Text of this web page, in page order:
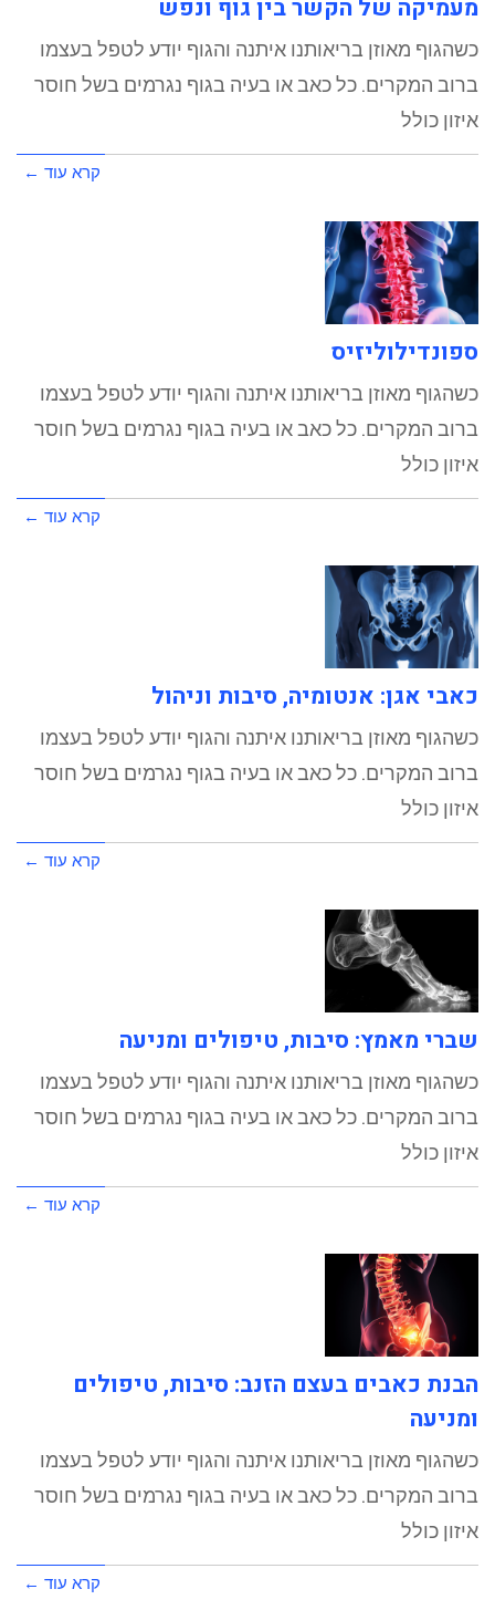
מעמיקה של הקשר בין גוף ונפש
כשהגוף מאוזן בריאותנו איתנה והגוף יודע לטפל בעצמו
ברוב המקרים. כל כאב או בעיה בגוף נגרמים בשל חוסר
איזון כולל
קרא עוד ←
ספונדילוליזיס
כשהגוף מאוזן בריאותנו איתנה והגוף יודע לטפל בעצמו
ברוב המקרים. כל כאב או בעיה בגוף נגרמים בשל חוסר
איזון כולל
קרא עוד ←
כאבי אגן: אנטומיה, סיבות וניהול
כשהגוף מאוזן בריאותנו איתנה והגוף יודע לטפל בעצמו
ברוב המקרים. כל כאב או בעיה בגוף נגרמים בשל חוסר
איזון כולל
קרא עוד ←
שברי מאמץ: סיבות, טיפולים ומניעה
כשהגוף מאוזן בריאותנו איתנה והגוף יודע לטפל בעצמו
ברוב המקרים. כל כאב או בעיה בגוף נגרמים בשל חוסר
איזון כולל
קרא עוד ←
הבנת כאבים בעצם הזנב: סיבות, טיפולים
ומניעה
כשהגוף מאוזן בריאותנו איתנה והגוף יודע לטפל בעצמו
ברוב המקרים. כל כאב או בעיה בגוף נגרמים בשל חוסר
איזון כולל
קרא עוד ←